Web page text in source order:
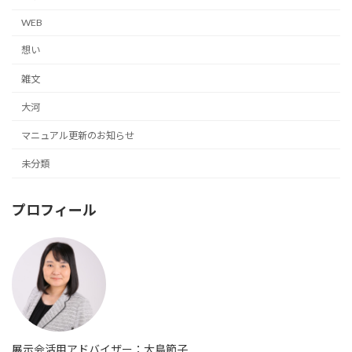
WEB
想い
雑文
大河
マニュアル更新のお知らせ
未分類
プロフィール
展示会活用アドバイザー：大島節子